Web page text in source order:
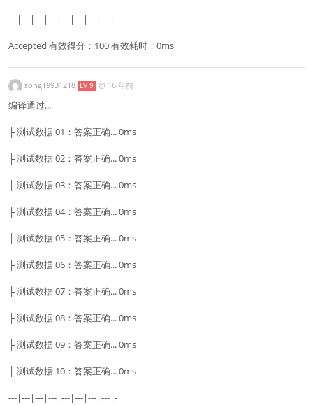
---|---|---|---|---|---|---|---|-
Accepted 有效得分：100 有效耗时：0ms
song19931218 LV 9 @ 16 年前
编译通过...
├ 测试数据 01：答案正确... 0ms
├ 测试数据 02：答案正确... 0ms
├ 测试数据 03：答案正确... 0ms
├ 测试数据 04：答案正确... 0ms
├ 测试数据 05：答案正确... 0ms
├ 测试数据 06：答案正确... 0ms
├ 测试数据 07：答案正确... 0ms
├ 测试数据 08：答案正确... 0ms
├ 测试数据 09：答案正确... 0ms
├ 测试数据 10：答案正确... 0ms
---|---|---|---|---|---|---|---|-